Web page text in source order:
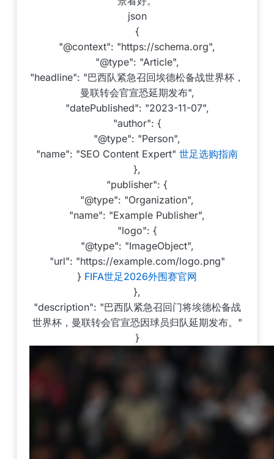
json
{
"@context": "https://schema.org",
"@type": "Article",
"headline": "巴西队紧急召回埃德松备战世界杯，
曼联转会官宣恐延期发布",
"datePublished": "2023-11-07",
"author": {
"@type": "Person",
"name": "SEO Content Expert" 世足选购指南
},
"publisher": {
"@type": "Organization",
"name": "Example Publisher",
"logo": {
"@type": "ImageObject",
"url": "https://example.com/logo.png"
} FIFA世足2026外围赛官网
},
"description": "巴西队紧急召回门将埃德松备战
世界杯，曼联转会官宣恐因球员归队延期发布。"
}